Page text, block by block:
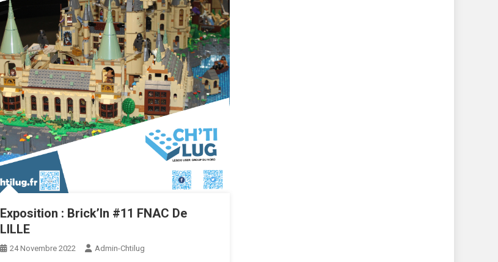
Exposition : Brick’In #11 FNAC De
LILLE
24 Novembre 2022 Admin-Chtilug